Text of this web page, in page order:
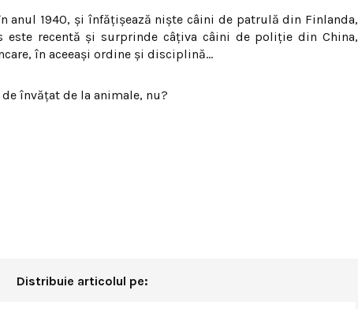
anul 1940, şi înfăţişează nişte câini de patrulă din Finlanda,
recentă şi surprinde câţiva câini de poliţie din China,
în aceeaşi ordine şi disciplină…
învăţat de la animale, nu?
Distribuie articolul pe: